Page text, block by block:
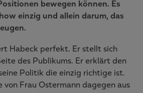
bewegen können. Es
einzig und allein darum, das
Habeck perfekt. Er stellt sich
des Publikums. Er erklärt den
Politik die einzig richtige ist.
von Frau Ostermann dagegen aus